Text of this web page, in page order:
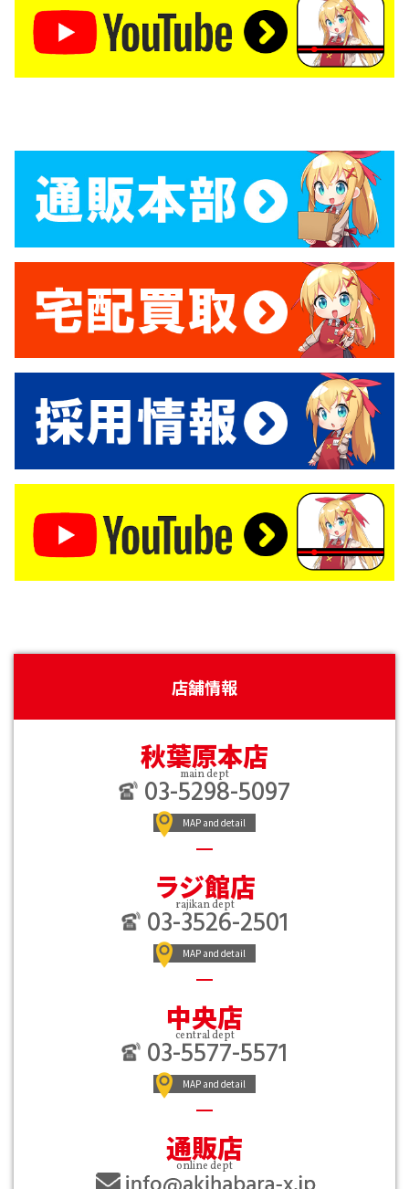
店舗情報
秋葉原本店
main dept
03-5298-5097
MAP and detail
ラジ館店
rajikan dept
03-3526-2501
MAP and detail
中央店
central dept
03-5577-5571
MAP and detail
通販店
online dept